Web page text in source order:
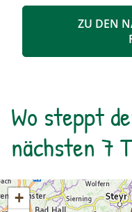
ZU DEN
Wo steppt
nächsten 7
+